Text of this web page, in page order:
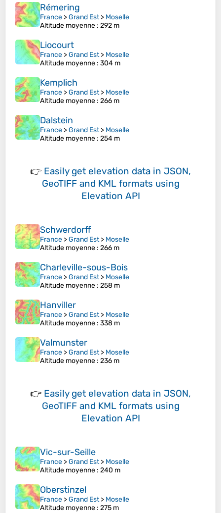
Rémering
France >Grand Est> Moselle
Altitude moyenne : 292 m
Liocourt
France >Grand Est> Moselle
Altitude moyenne : 304 m
Kemplich
France >Grand Est> Moselle
Altitude moyenne : 266 m
Dalstein
France >Grand Est> Moselle
Altitude moyenne : 254 m
👉 Easily get elevation data in JSON,
GeoTIFF and KML formats using
Elevation API
Schwerdorff
France >Grand Est> Moselle
Altitude moyenne : 266 m
Charleville-sous-Bois
France >Grand Est> Moselle
Altitude moyenne : 258 m
Hanviller
France >Grand Est> Moselle
Altitude moyenne : 338 m
Valmunster
France >Grand Est> Moselle
Altitude moyenne : 236 m
👉 Easily get elevation data in JSON,
GeoTIFF and KML formats using
Elevation API
Vic-sur-Seille
France >Grand Est> Moselle
Altitude moyenne : 240 m
Oberstinzel
France >Grand Est> Moselle
Altitude moyenne : 275 m